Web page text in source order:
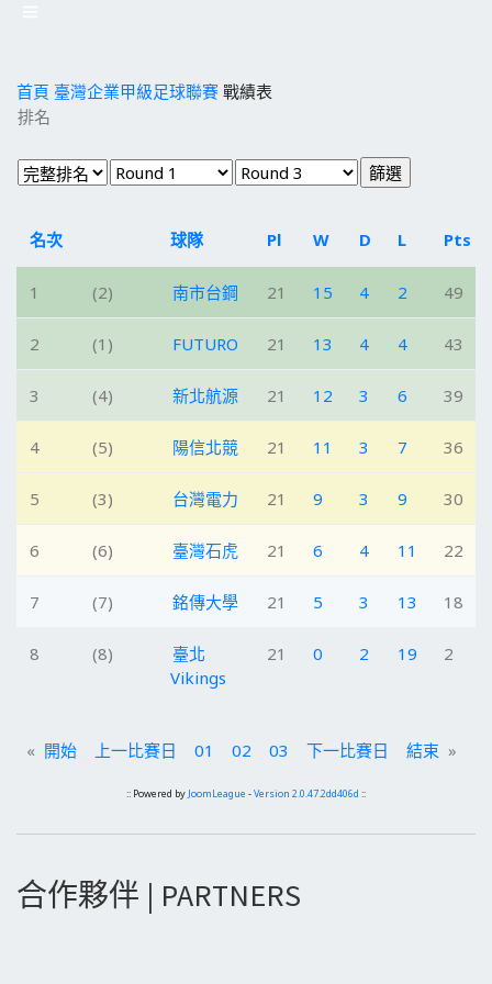
首頁 臺灣企業甲級足球聯賽 戰績表
排名
名次 球隊 Pl W D L Pts
1 (2) 南市台鋼 21 15 4 2 49
2 (1) FUTURO 21 13 4 4 43
3 (4) 新北航源 21 12 3 6 39
4 (5) 陽信北競 21 11 3 7 36
5 (3) 台灣電力 21 9 3 9 30
6 (6) 臺灣石虎 21 6 4 11 22
7 (7) 銘傳大學 21 5 3 13 18
8 (8)
臺北
Vikings
21 0 2 19 2
« 開始 上一比賽日 01 02 03 下一比賽日 結束 »
:: Powered by JoomLeague -Version 2.0.47.2dd406d ::
合作夥伴 | PARTNERS